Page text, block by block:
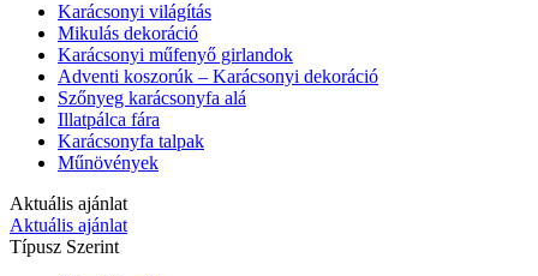
Karácsonyi világítás
Mikulás dekoráció
Karácsonyi műfenyő girlandok
Adventi koszorúk – Karácsonyi dekoráció
Szőnyeg karácsonyfa alá
Illatpálca fára
Karácsonyfa talpak
Műnövények
Aktuális ajánlat
Aktuális ajánlat
Típusz Szerint